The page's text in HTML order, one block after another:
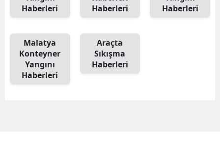
Haberleri
Haberleri
Haberleri
Malatya
Konteyner
Yangını
Haberleri
Araçta
Sıkışma
Haberleri